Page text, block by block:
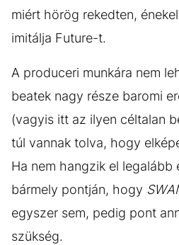
miért hörög rekedten,
imitálja Future-t.
A produceri munkára nem
beatek nagy része baromi
(vagyis itt az ilyen céltalan
túl vannak tolva, hogy
Ha nem hangzik el legalább
bármely pontján, hogy
egyszer sem, pedig pont
szükség.